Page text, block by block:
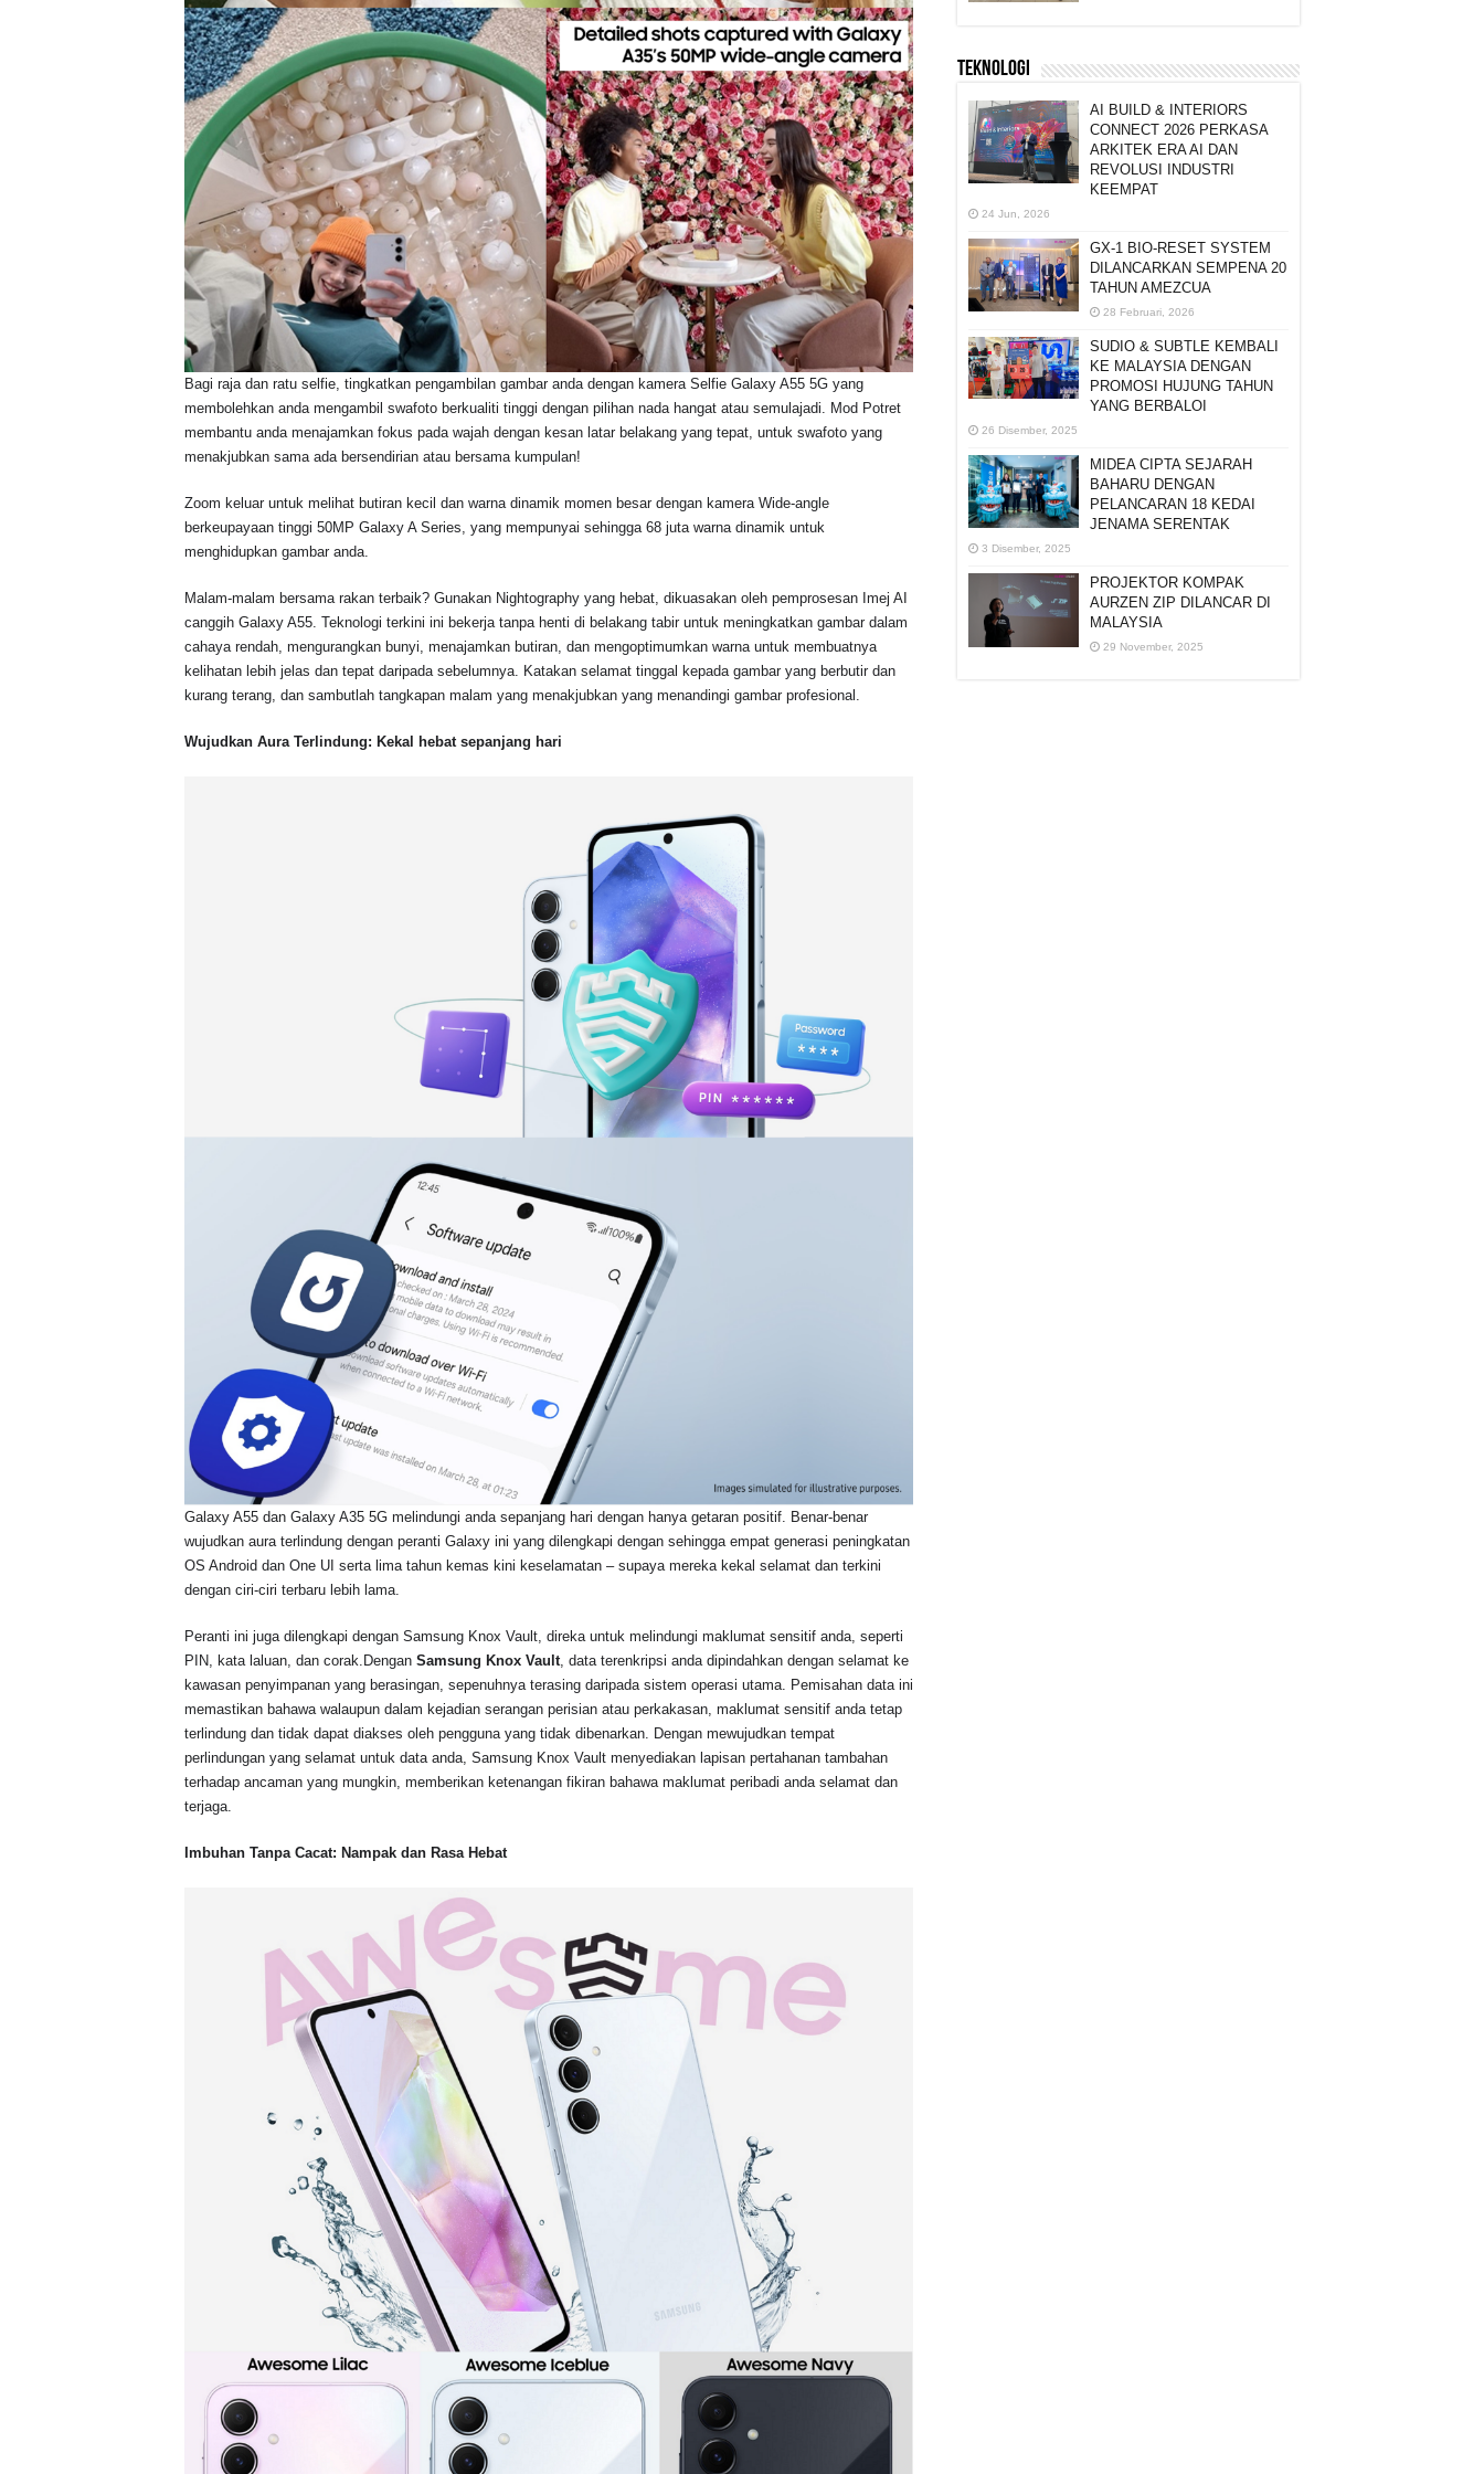
Bagi raja dan ratu selfie, tingkatkan pengambilan gambar anda dengan kamera Selfie Galaxy A55 5G yang
membolehkan anda mengambil swafoto berkualiti tinggi dengan pilihan nada hangat atau semulajadi. Mod Potret
membantu anda menajamkan fokus pada wajah dengan kesan latar belakang yang tepat, untuk swafoto yang
menakjubkan sama ada bersendirian atau bersama kumpulan!
Zoom keluar untuk melihat butiran kecil dan warna dinamik momen besar dengan kamera Wide-angle
berkeupayaan tinggi 50MP Galaxy A Series, yang mempunyai sehingga 68 juta warna dinamik untuk
menghidupkan gambar anda.
Malam-malam bersama rakan terbaik? Gunakan Nightography yang hebat, dikuasakan oleh pemprosesan Imej AI
canggih Galaxy A55. Teknologi terkini ini bekerja tanpa henti di belakang tabir untuk meningkatkan gambar dalam
cahaya rendah, mengurangkan bunyi, menajamkan butiran, dan mengoptimumkan warna untuk membuatnya
kelihatan lebih jelas dan tepat daripada sebelumnya. Katakan selamat tinggal kepada gambar yang berbutir dan
kurang terang, dan sambutlah tangkapan malam yang menakjubkan yang menandingi gambar profesional.
Wujudkan Aura Terlindung: Kekal hebat sepanjang hari
Galaxy A55 dan Galaxy A35 5G melindungi anda sepanjang hari dengan hanya getaran positif. Benar-benar
wujudkan aura terlindung dengan peranti Galaxy ini yang dilengkapi dengan sehingga empat generasi peningkatan
OS Android dan One UI serta lima tahun kemas kini keselamatan – supaya mereka kekal selamat dan terkini
dengan ciri-ciri terbaru lebih lama.
Peranti ini juga dilengkapi dengan Samsung Knox Vault, direka untuk melindungi maklumat sensitif anda, seperti
PIN, kata laluan, dan corak.Dengan Samsung Knox Vault , data terenkripsi anda dipindahkan dengan selamat ke
kawasan penyimpanan yang berasingan, sepenuhnya terasing daripada sistem operasi utama. Pemisahan data ini
memastikan bahawa walaupun dalam kejadian serangan perisian atau perkakasan, maklumat sensitif anda tetap
terlindung dan tidak dapat diakses oleh pengguna yang tidak dibenarkan. Dengan mewujudkan tempat
perlindungan yang selamat untuk data anda, Samsung Knox Vault menyediakan lapisan pertahanan tambahan
terhadap ancaman yang mungkin, memberikan ketenangan fikiran bahawa maklumat peribadi anda selamat dan
terjaga.
Imbuhan Tanpa Cacat: Nampak dan Rasa Hebat
TEKNOLOGI
AI BUILD & INTERIORS
CONNECT 2026 PERKASA
ARKITEK ERA AI DAN
REVOLUSI INDUSTRI
KEEMPAT
24 Jun, 2026
GX-1 BIO-RESET SYSTEM
DILANCARKAN SEMPENA 20
TAHUN AMEZCUA
28 Februari, 2026
SUDIO & SUBTLE KEMBALI
KE MALAYSIA DENGAN
PROMOSI HUJUNG TAHUN
YANG BERBALOI
26 Disember, 2025
MIDEA CIPTA SEJARAH
BAHARU DENGAN
PELANCARAN 18 KEDAI
JENAMA SERENTAK
3 Disember, 2025
PROJEKTOR KOMPAK
AURZEN ZIP DILANCAR DI
MALAYSIA
29 November, 2025